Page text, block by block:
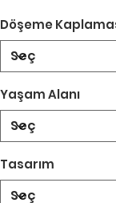
Döşeme
Yaşam Alanı
Tasarım